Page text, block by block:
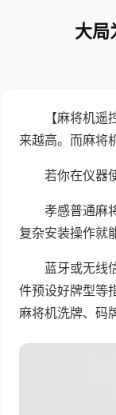
大局
【麻将机
来越高。而麻将
若你在仪器
孝感普通麻
复杂安装操作就
蓝牙或无线
件预设好牌型等
麻将机洗牌、码